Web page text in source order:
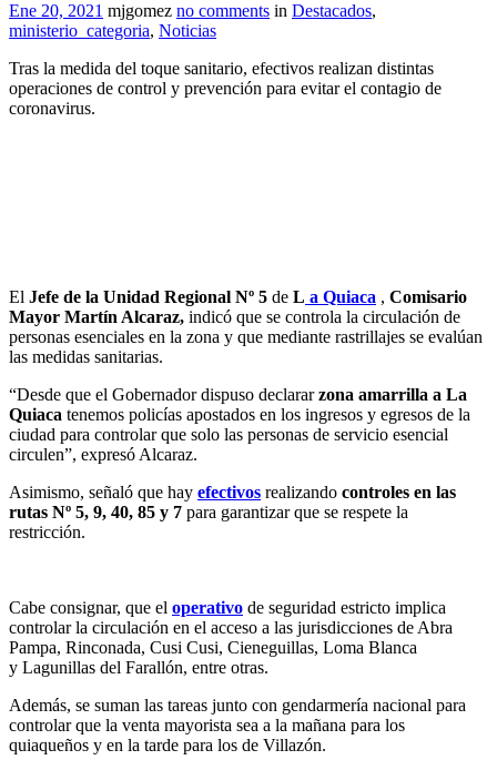
Ene 20, 2021 mjgomez no comments in Destacados,
ministerio_categoria, Noticias
Tras la medida del toque sanitario, efectivos realizan distintas
operaciones de control y prevención para evitar el contagio de
coronavirus.
El Jefe de la Unidad Regional Nº 5 de L a Quiaca , Comisario
Mayor Martín Alcaraz, indicó que se controla la circulación de
personas esenciales en la zona y que mediante rastrillajes se evalúan
las medidas sanitarias.
“Desde que el Gobernador dispuso declararzona amarrilla a La
Quiaca tenemos policías apostados en los ingresos y egresos de la
ciudad para controlar que solo las personas de servicio esencial
circulen”, expresó Alcaraz.
Asimismo, señaló que hay efectivos realizando controles en las
rutas Nº 5, 9, 40, 85 y 7 para garantizar que se respete la
restricción.
Cabe consignar, que el operativo de seguridad estricto implica
controlar la circulación en el acceso a las jurisdicciones de Abra
Pampa, Rinconada, Cusi Cusi, Cieneguillas, Loma Blanca
y Lagunillas del Farallón, entre otras.
Además, se suman las tareas junto con gendarmería nacional para
controlar que la venta mayorista sea a la mañana para los
quiaqueños y en la tarde para los de Villazón.